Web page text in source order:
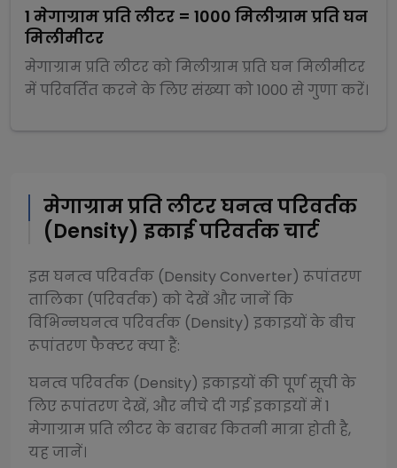
1 मेगाग्राम प्रति लीटर = 1000 मिलीग्राम प्रति घन
मिलीमीटर
मेगाग्राम प्रति लीटरकोमिलीग्राम प्रति घन मिलीमीटर
में परिवर्तित करने के लिए संख्या को1000 सेगुणाकरें।
मेगाग्राम प्रति लीटरघनत्व परिवर्तक
(Density) इकाई परिवर्तक चार्ट
इसघनत्व परिवर्तक (Density Converter) रूपांतरण
तालिका (परिवर्तक) को देखें और जानें कि
विभिन्नघनत्व परिवर्तक (Density) इकाइयों के बीच
रूपांतरण फैक्टर क्या हैं:
घनत्व परिवर्तक (Density) इकाइयों की पूर्ण सूची के
लिए रूपांतरण देखें, और नीचे दी गई इकाइयों में 1
मेगाग्राम प्रति लीटरके बराबर कितनी मात्रा होती है,
यह जानें।